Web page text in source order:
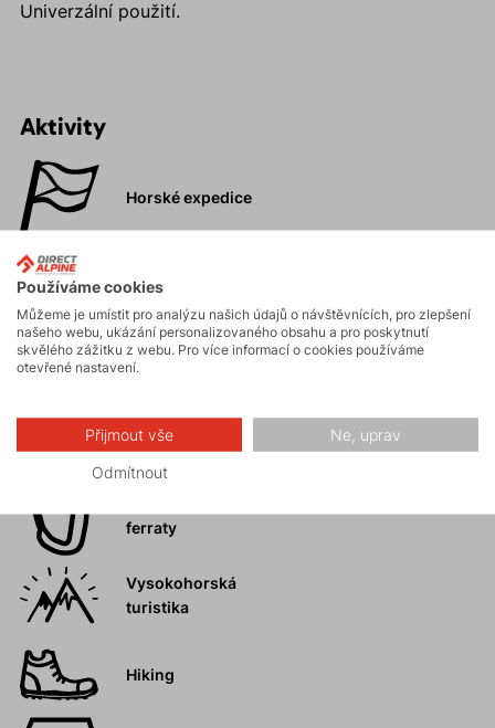
Univerzální použití.
Aktivity
Horské expedice
Ledolezení
Skialpinismus
Turistika
ferraty
Vysokohorská
turistika
Hiking
Používáme cookies
Můžeme je umístit pro analýzu našich údajů o návštěvnících, pro zlepšení
našeho webu, ukázání personalizovaného obsahu a pro poskytnutí
skvělého zážitku z webu. Pro více informací o cookies používáme
otevřené nastavení.
Přijmout vše Ne, uprav
Odmítnout